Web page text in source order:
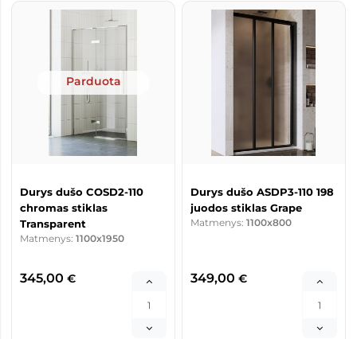
Parduota
Durys dušo COSD2-110
chromas stiklas
Transparent
Matmenys: 1100x1950
345,00 €
Durys dušo ASDP3-110 198
juodos stiklas Grape
Matmenys: 1100x800
349,00 €